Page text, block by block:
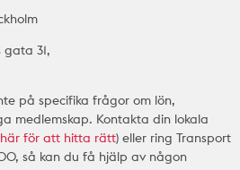
gata 31,
på specifika frågor om lön,
medlemskap. Kontakta din lokala
här för att hitta rätt) eller ring Transport
så kan du få hjälp av någon